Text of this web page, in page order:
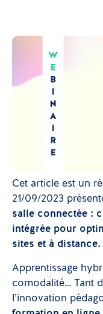
Cet article est un
21/09/2023
salle connectée :
intégrée pour
sites et à distance.
Apprentissage
comodalité… Tant
l’innovation